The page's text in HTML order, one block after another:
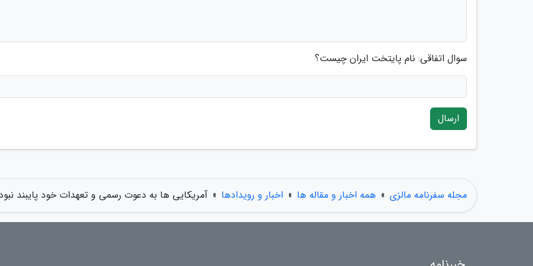
سوال اتفاقی: نام پایتخت ایران چیست؟
ارسال
مجله سفرنامه مالزی » همه اخبار و مقاله ها » اخبار و رویدادها » آمریکایی ها به دعوت رسمی و تعهدات خود پایبند